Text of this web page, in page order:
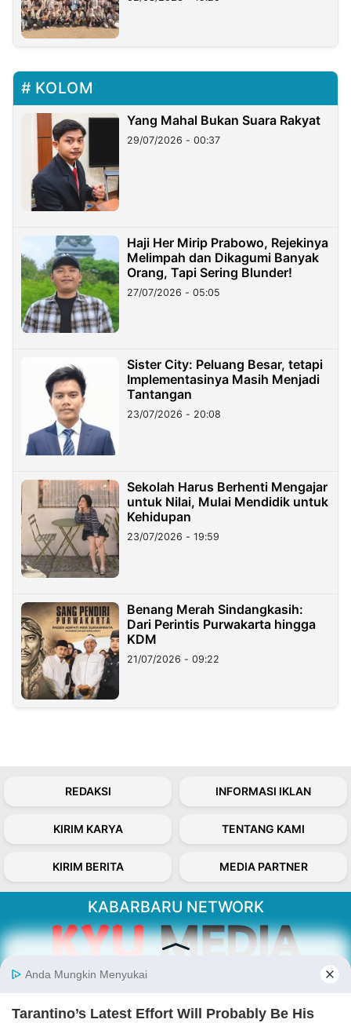
KOLOM
Yang Mahal Bukan Suara Rakyat
29/07/2026 - 00:37
Haji Her Mirip Prabowo, Rejekinya
Melimpah dan Dikagumi Banyak
Orang, Tapi Sering Blunder!
27/07/2026 - 05:05
Sister City: Peluang Besar, tetapi
Implementasinya Masih Menjadi
Tantangan
23/07/2026 - 20:08
Sekolah Harus Berhenti Mengajar
untuk Nilai, Mulai Mendidik untuk
Kehidupan
23/07/2026 - 19:59
Benang Merah Sindangkasih:
Dari Perintis Purwakarta hingga
KDM
21/07/2026 - 09:22
REDAKSI INFORMASI IKLAN
KIRIM KARYA TENTANG KAMI
KIRIM BERITA MEDIA PARTNER
KABARBARU NETWORK